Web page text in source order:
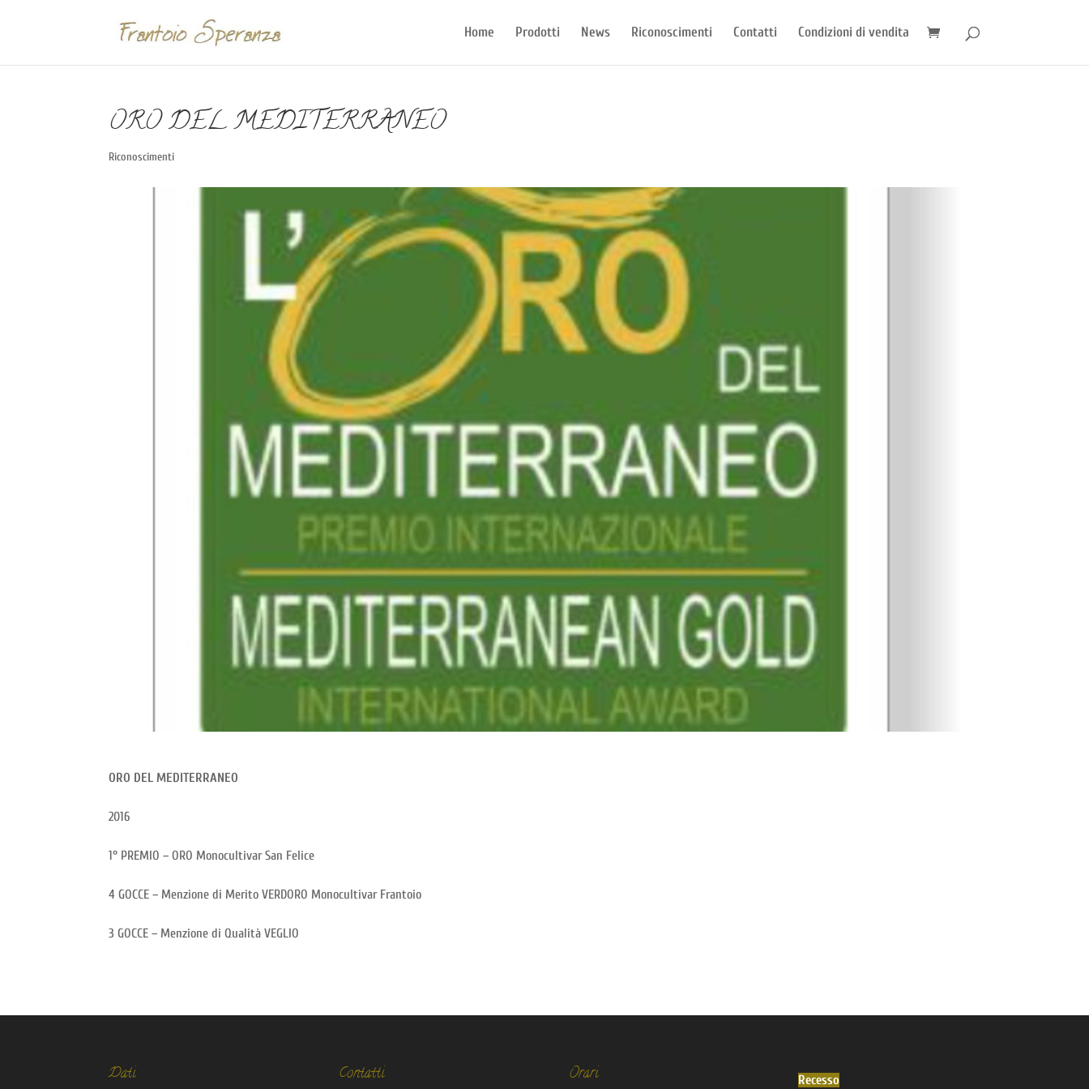
Home Prodotti News Riconoscimenti Contatti Condizioni di vendita
ORO DEL MEDITERRANEO
Riconoscimenti
ORO DEL MEDITERRANEO
2016
1° PREMIO – ORO Monocultivar San Felice
4 GOCCE – Menzione di Merito VERDORO Monocultivar Frantoio
3 GOCCE – Menzione di Qualità VEGLIO
Dati Contatti Orari Recesso